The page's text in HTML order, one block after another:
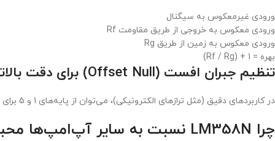
ورودی غیرمعکوس به سیگنال
ورودی معکوس به خروجی از طریق مقاومت Rf
ورودی معکوس به زمین از طریق Rg
بهره = 1 + (Rf / Rg)
تنظیم جبران افست (Offset Null) برای دقت بالاتر
در کاربردهای دقیق (مثل ترازهای الکترونیکی)، می‌توان از پایه‌های 1 و 5 برای
چرا LM358N نسبت به سایر آپ‌امپ‌ها محبوب است؟